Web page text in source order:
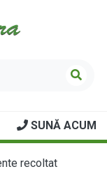
SUNĂ ACUM
recoltat